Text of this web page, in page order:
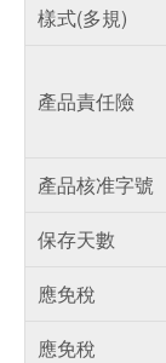
樣式(多規)
產品責任險
產品核准字號
保存天數
應免稅
應免稅